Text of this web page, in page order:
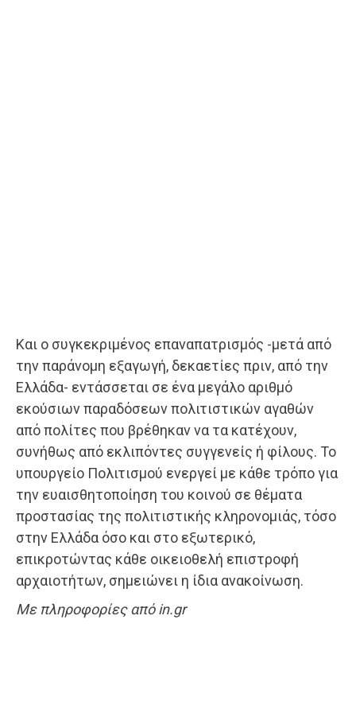
Και ο συγκεκριμένος επαναπατρισμός -μετά από
την παράνομη εξαγωγή, δεκαετίες πριν, από την
Ελλάδα- εντάσσεται σε ένα μεγάλο αριθμό
εκούσιων παραδόσεων πολιτιστικών αγαθών
από πολίτες που βρέθηκαν να τα κατέχουν,
συνήθως από εκλιπόντες συγγενείς ή φίλους. Το
υπουργείο Πολιτισμού ενεργεί με κάθε τρόπο για
την ευαισθητοποίηση του κοινού σε θέματα
προστασίας της πολιτιστικής κληρονομιάς, τόσο
στην Ελλάδα όσο και στο εξωτερικό,
επικροτώντας κάθε οικειοθελή επιστροφή
αρχαιοτήτων, σημειώνει η ίδια ανακοίνωση.
Με πληροφορίες από in.gr